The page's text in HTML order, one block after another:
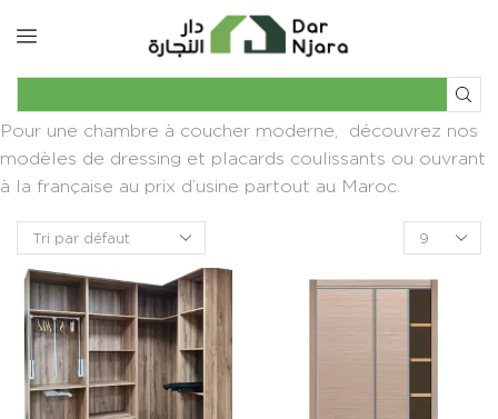
Pour une chambre à coucher moderne, découvrez nos
modèles de dressing et placards coulissants ou ouvrant
à la française au prix d’usine partout au Maroc.